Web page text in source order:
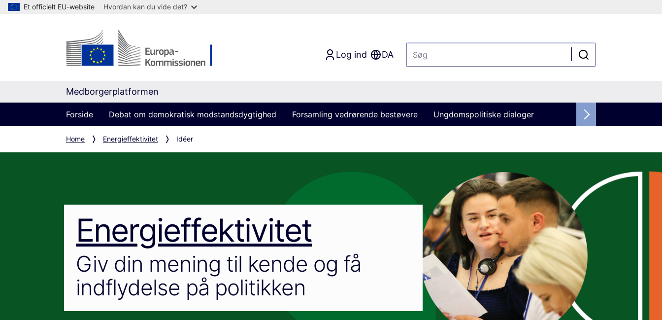
Et officielt EU-website Hvordan kan du vide det?
Log ind DA
Medborgerplatformen
Forside Debat om demokratisk modstandsdygtighed Forsamling vedrørende bestøvere Ungdomspolitiske dialoger
Home Energieffektivitet Idéer
Energieffektivitet
Giv din mening til kende og få
indflydelse på politikken